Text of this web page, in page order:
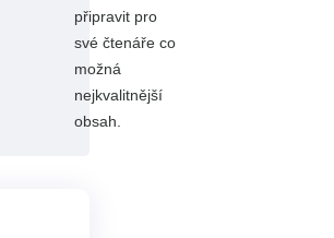
připravit pro
své čtenáře co
možná
nejkvalitnější
obsah.